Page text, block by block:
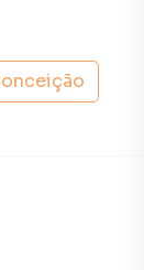
imóveis em
imóveis em
Isso
focada em